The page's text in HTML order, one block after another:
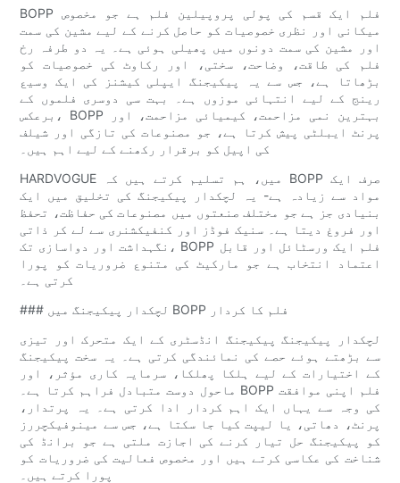
BOPP فلم ایک قسم کی پولی پروپیلین فلم ہے جو مخصوص
میکانی اور نظری خصوصیات کو حاصل کرنے کے لیے مشین کی سمت
اور مشین کی سمت دونوں میں پھیلی ہوئی ہے۔ یہ دو طرفہ رخ
فلم کی طاقت، وضاحت، سختی، اور رکاوٹ کی خصوصیات کو
بڑھاتا ہے، جس سے یہ پیکیجنگ ایپلی کیشنز کی ایک وسیع
رینج کے لیے انتہائی موزوں ہے۔ بہت سی دوسری فلموں کے
برعکس، BOPP بہترین نمی مزاحمت، کیمیائی مزاحمت، اور
پرنٹ ایبلٹی پیش کرتا ہے، جو مصنوعات کی تازگی اور شیلف
کی اپیل کو برقرار رکھنے کے لیے اہم ہیں۔
HARDVOGUE میں، ہم تسلیم کرتے ہیں کہ BOPP صرف ایک
مواد سے زیادہ ہے- یہ لچکدار پیکیجنگ کی تخلیق میں ایک
بنیادی جز ہے جو مختلف صنعتوں میں مصنوعات کی حفاظت، تحفظ
اور فروغ دیتا ہے۔ سنیک فوڈز اور کنفیکشنری سے لے کر ذاتی
نگہداشت اور دواسازی تک، BOPP فلم ایک ورسٹائل اور قابل
اعتماد انتخاب ہے جو مارکیٹ کی متنوع ضروریات کو پورا
کرتی ہے۔
### لچکدار پیکیجنگ میں BOPP فلم کا کردار
لچکدار پیکیجنگ پیکیجنگ انڈسٹری کے ایک متحرک اور تیزی
سے بڑھتے ہوئے حصے کی نمائندگی کرتی ہے۔ یہ سخت پیکیجنگ
کے اختیارات کے لیے ہلکا پھلکا، سرمایہ کاری مؤثر، اور
ماحول دوست متبادل فراہم کرتا ہے۔ BOPP فلم اپنی موافقت
کی وجہ سے یہاں ایک اہم کردار ادا کرتی ہے۔ یہ پرتدار،
پرنٹ، دھاتی، یا لیپت کیا جا سکتا ہے، جس سے مینوفیکچررز
کو پیکیجنگ حل تیار کرنے کی اجازت ملتی ہے جو برانڈ کی
شناخت کی عکاسی کرتے ہیں اور مخصوص فعالیت کی ضروریات کو
پورا کرتے ہیں۔